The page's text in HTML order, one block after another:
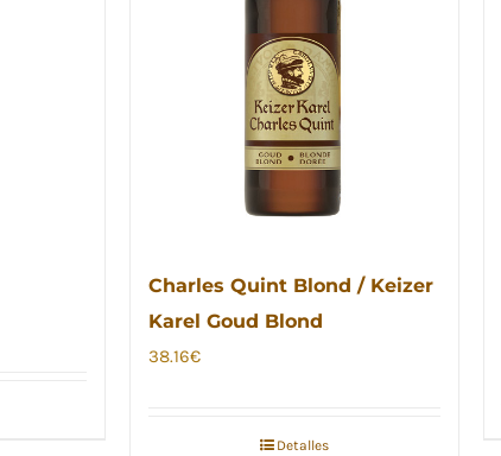
Charles Quint Blond / Keizer
Karel Goud Blond
38.16€
Detalles